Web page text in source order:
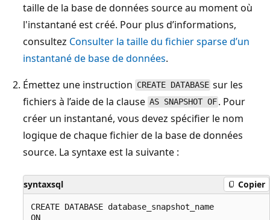
taille de la base de données source au moment où
l'instantané est créé. Pour plus d’informations,
consultez Consulter la taille du fichier sparse d’un
instantané de base de données.
Émettez une instruction CREATE DATABASE sur les
fichiers à l’aide de la clause AS SNAPSHOT OF . Pour
créer un instantané, vous devez spécifier le nom
logique de chaque fichier de la base de données
source. La syntaxe est la suivante :
syntaxsql Copier
CREATE DATABASE database_snapshot_name
ON